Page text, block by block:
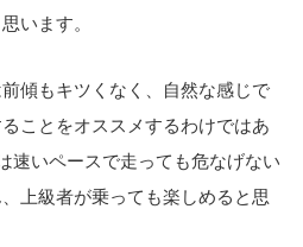
います。
傾もキツくなく、自然な感じで
ことをオススメするわけではあ
速いペースで走っても危なげない
上級者が乗っても楽しめると思